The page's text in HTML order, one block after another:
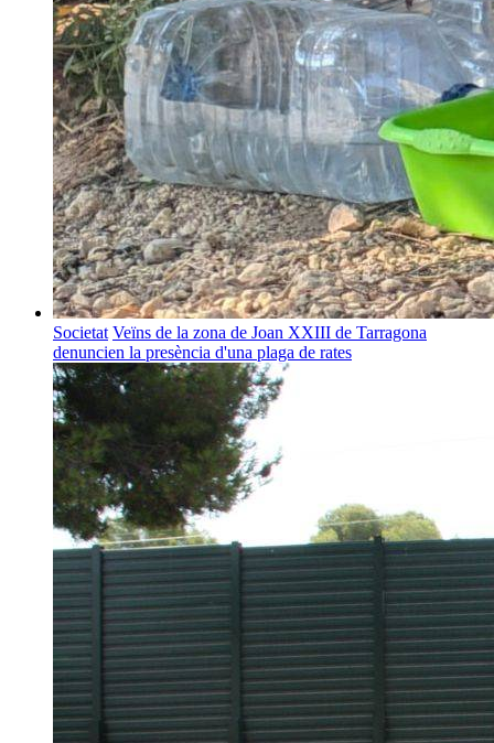
Societat Veïns de la zona de Joan XXIII de Tarragona
denuncien la presència d'una plaga de rates